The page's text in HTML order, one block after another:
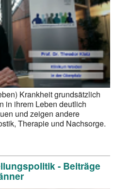
Krankheit grundsätzlich
in ihrem Leben deutlich
und zeigen andere
Therapie und Nachsorge.
- Beiträge